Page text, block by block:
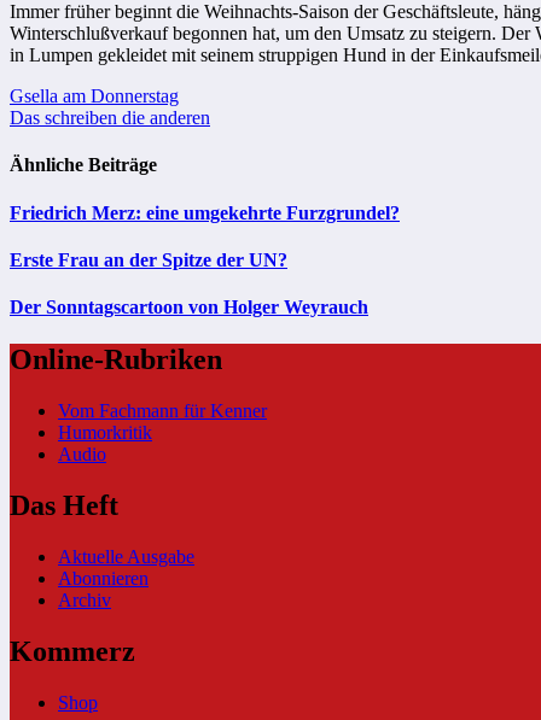
Immer früher beginnt die Weihnachts-Saison der Geschäftsleute,
Winterschlußverkauf begonnen hat, um den Umsatz zu steigern.
in Lumpen gekleidet mit seinem struppigen Hund in der
Beitragsnavigation
Gsella am Donnerstag
Das schreiben die anderen
Ähnliche Beiträge
Friedrich Merz: eine umgekehrte Furzgrundel?
Erste Frau an der Spitze der UN?
Der Sonntagscartoon von Holger Weyrauch
Online-Rubriken
Vom Fachmann für Kenner
Humorkritik
Audio
Das Heft
Aktuelle Ausgabe
Abonnieren
Archiv
Kommerz
Shop